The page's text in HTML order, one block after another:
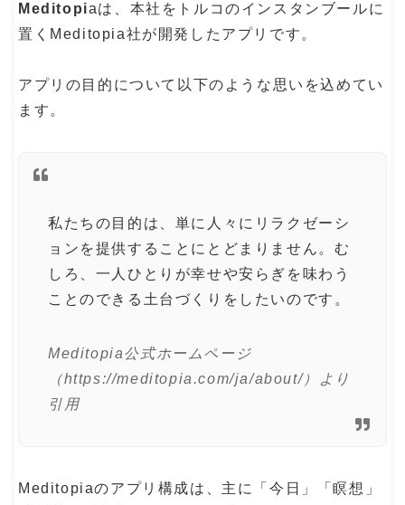
Meditopiaは、本社をトルコのインスタンブールに
置くMeditopia社が開発したアプリです。
アプリの目的について以下のような思いを込めてい
ます。
私たちの目的は、単に人々にリラクゼーシ
ョンを提供することにとどまりません。む
しろ、一人ひとりが幸せや安らぎを味わう
ことのできる土台づくりをしたいのです。
Meditopia公式ホームページ
（https://meditopia.com/ja/about/）より
引用
Meditopiaのアプリ構成は、主に「今日」「瞑想」